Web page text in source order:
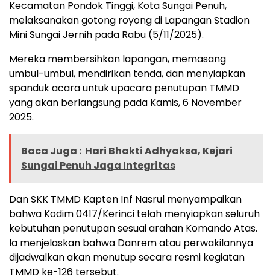
Kecamatan Pondok Tinggi, Kota Sungai Penuh,
melaksanakan gotong royong di Lapangan Stadion
Mini Sungai Jernih pada Rabu (5/11/2025).
Mereka membersihkan lapangan, memasang
umbul-umbul, mendirikan tenda, dan menyiapkan
spanduk acara untuk upacara penutupan TMMD
yang akan berlangsung pada Kamis, 6 November
2025.
Baca Juga : Hari Bhakti Adhyaksa, Kejari
Sungai Penuh Jaga Integritas
Dan SKK TMMD Kapten Inf Nasrul menyampaikan
bahwa Kodim 0417/Kerinci telah menyiapkan seluruh
kebutuhan penutupan sesuai arahan Komando Atas.
Ia menjelaskan bahwa Danrem atau perwakilannya
dijadwalkan akan menutup secara resmi kegiatan
TMMD ke-126 tersebut.